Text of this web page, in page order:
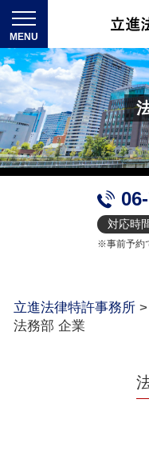
対応時
※事前予約
立進法律特許事務所 >
法務部 企業